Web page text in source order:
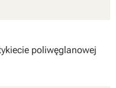
poliwęglanowej